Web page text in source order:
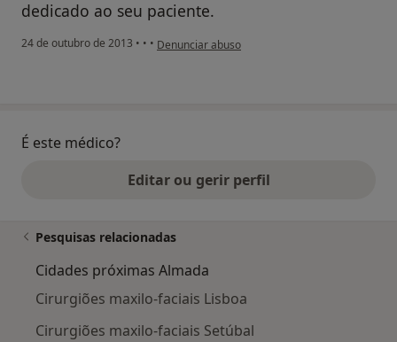
dedicado ao seu paciente.
24 de outubro de 2013 • • • na opinião do utilizador Conta eliminada
Denunciar abuso
É este médico?
Editar ou gerir perfil
Pesquisas relacionadas
Cidades próximas Almada
Cirurgiões maxilo-faciais Lisboa
Cirurgiões maxilo-faciais Setúbal